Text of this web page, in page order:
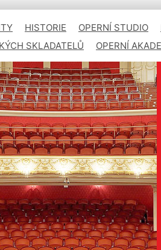
HISTORIE OPERNÍ STUDIO
SKLADATELŮ OPERNÍ